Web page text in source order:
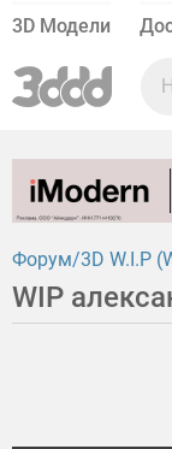
3D Модели
Форум 3D W.I.P
WIP